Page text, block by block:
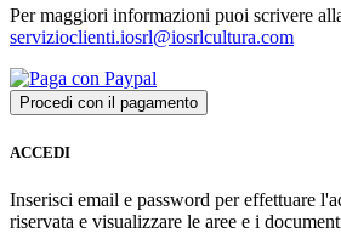
Per maggiori informazioni puoi scrivere
servizioclienti.iosrl@iosrlcultura.com
ACCEDI
Inserisci email e password per effettuare
riservata e visualizzare le aree e i